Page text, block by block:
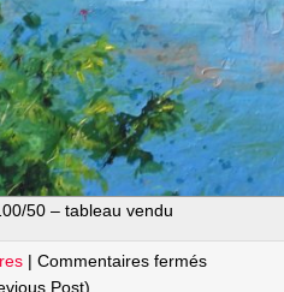
50 – tableau vendu
|Commentaires ferméssur
Post)